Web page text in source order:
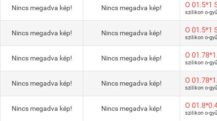
Nincs megadva kép! Nincs megadva kép! O 01.5*1
szilikon o-
Nincs megadva kép! Nincs megadva kép! O 01.5*1
szilikon o-
Nincs megadva kép! Nincs megadva kép! O
szilikon o-
Nincs megadva kép! Nincs megadva kép! O
szilikon o-
Nincs megadva kép! Nincs megadva kép! O
szilikon o-